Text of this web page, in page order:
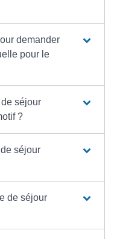
demander
pour le
séjour
?
séjour
de séjour